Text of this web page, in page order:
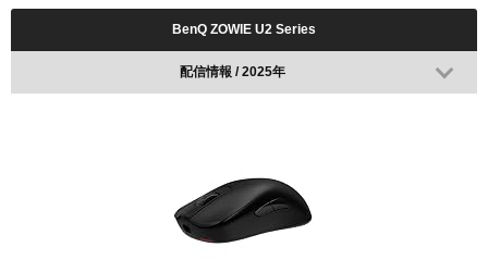
BenQ ZOWIE U2 Series
配信情報 / 2025年